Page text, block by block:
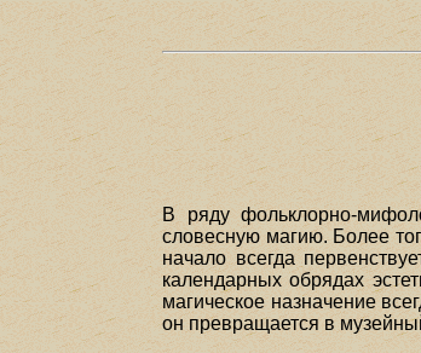
В ряду фольклорно-
словесную магию. Более
начало всегда
календарных обрядах
магическое назначение
он превращается в